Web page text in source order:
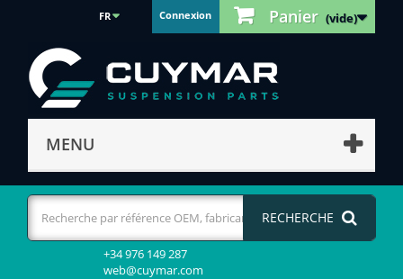
Panier (vide)
Connexion
FR
MENU
RECHERCHE
+34 976 149 287
web@cuymar.com